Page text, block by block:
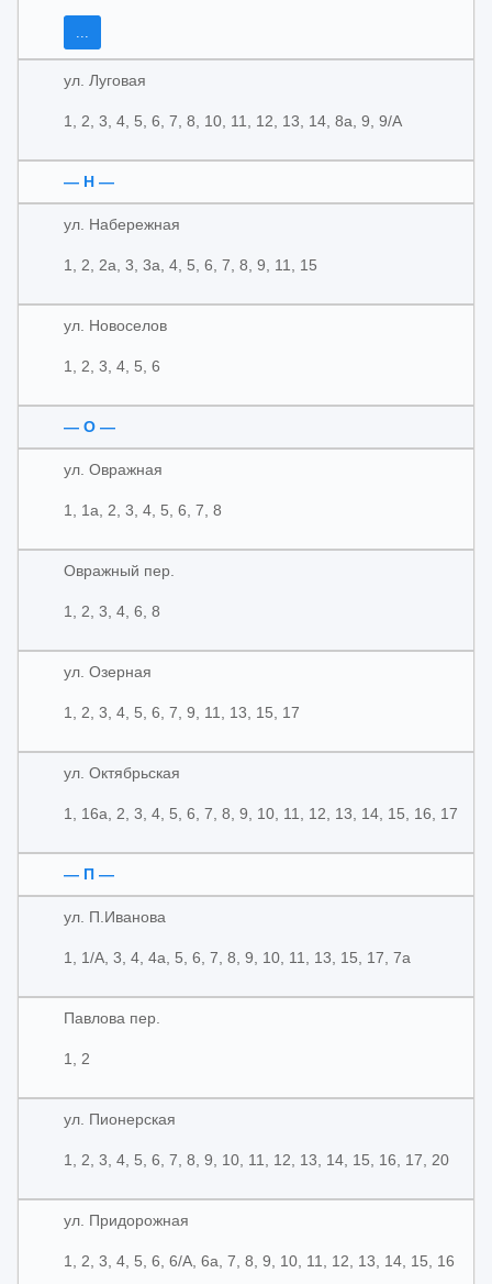
...
ул. Луговая
1, 2, 3, 4, 5, 6, 7, 8, 10, 11, 12, 13, 14, 8а, 9, 9/А
— Н —
ул. Набережная
1, 2, 2а, 3, 3а, 4, 5, 6, 7, 8, 9, 11, 15
ул. Новоселов
1, 2, 3, 4, 5, 6
— О —
ул. Овражная
1, 1а, 2, 3, 4, 5, 6, 7, 8
Овражный пер.
1, 2, 3, 4, 6, 8
ул. Озерная
1, 2, 3, 4, 5, 6, 7, 9, 11, 13, 15, 17
ул. Октябрьская
1, 16а, 2, 3, 4, 5, 6, 7, 8, 9, 10, 11, 12, 13, 14, 15, 16, 17
— П —
ул. П.Иванова
1, 1/А, 3, 4, 4а, 5, 6, 7, 8, 9, 10, 11, 13, 15, 17, 7а
Павлова пер.
1, 2
ул. Пионерская
1, 2, 3, 4, 5, 6, 7, 8, 9, 10, 11, 12, 13, 14, 15, 16, 17, 20
ул. Придорожная
1, 2, 3, 4, 5, 6, 6/А, 6а, 7, 8, 9, 10, 11, 12, 13, 14, 15, 16